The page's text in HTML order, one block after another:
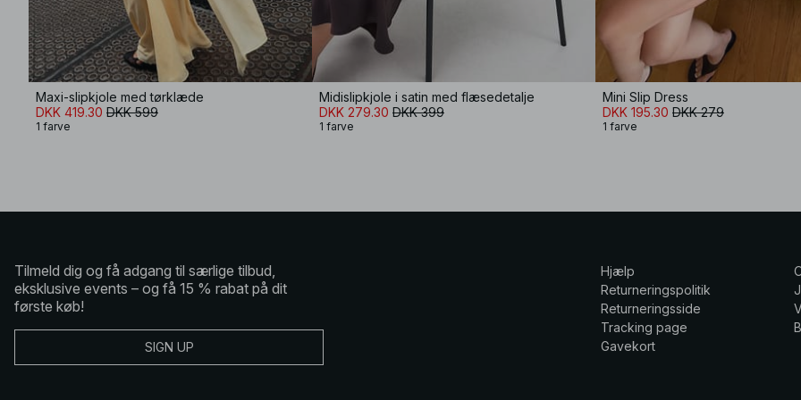
Maxi-slipkjole med tørklæde
DKK 419.30 DKK 599
1 farve
Midislipkjole i satin med flæsedetalje
DKK 279.30 DKK 399
1 farve
Mini Slip Dress
DKK 195.30 DKK 279
1 farve
Tilmeld dig og få adgang til særlige tilbud,
eksklusive events – og få 15 % rabat på dit
første køb!
SIGN UP
Hjælp
Returneringspolitik
Returneringsside
Tracking page
Gavekort